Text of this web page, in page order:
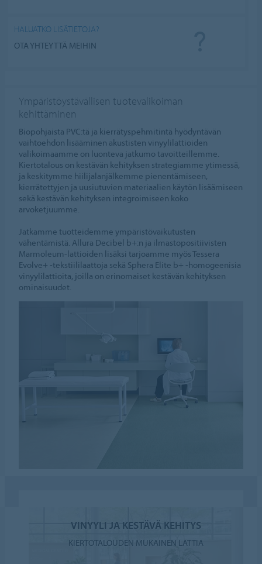
HALUATKO LISÄTIETOJA?
OTA YHTEYTTÄ MEIHIN
Ympäristöystävällisen tuotevalikoiman
kehittäminen
Bio­pohjaista PVC:tä ja kierrätyspehmitintä hyödyntävän
vaihtoehdon lisääminen akustisten vinyylilattioiden
valikoimaamme on luonteva jatkumo tavoitteillemme.
Kiertotalous on kestävän kehityksen strategiamme ytimessä,
ja keskitymme hiilijalanjälkemme pienentämiseen,
kierrätettyjen ja uusiutuvien materiaalien käytön lisäämiseen
sekä kestävän kehityksen integroimiseen koko
arvoketjuumme.
Jatkamme tuotteidemme ympäristövaikutusten
vähentämistä. Allura Decibel b+:n ja ilmastopositiivisten
Marmoleum-lattioiden lisäksi tarjoamme myös Tessera
Evolve+ -tekstiililaattoja sekä Sphera Elite b+ -homogeenisia
vinyylilattioita, joilla on erinomaiset kestävän kehityksen
ominaisuudet.
VINYYLI JA KESTÄVÄ KEHITYS
KIERTOTALOUDEN MUKAINEN LATTIA